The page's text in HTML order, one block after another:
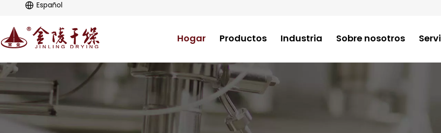
Español
Hogar Productos Industria Sobre nosotros